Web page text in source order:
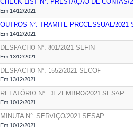
CHECK-LIST N°. PRESTAÇÃO DE CONTAS/
Em 14/12/2021
OUTROS N°. TRAMITE PROCESSUAL/2021
Em 14/12/2021
DESPACHO N°. 801/2021 SEFIN
Em 13/12/2021
DESPACHO N°. 1552/2021 SECOF
Em 13/12/2021
RELATÓRIO N°. DEZEMBRO/2021 SESAP
Em 10/12/2021
MINUTA N°. SERVIÇO/2021 SESAP
Em 10/12/2021